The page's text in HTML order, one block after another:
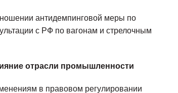
антидемпинговой меры по
с РФ по вагонам и стрелочным
отрасли промышленности
в правовом регулировании